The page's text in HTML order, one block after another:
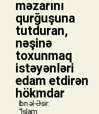
məzarını
qurğuşuna
tutduran,
nəşinə
toxunmaq
istəyənləri
edam etdirən
hökmdar
İbn əl-Əsir:
“İslam